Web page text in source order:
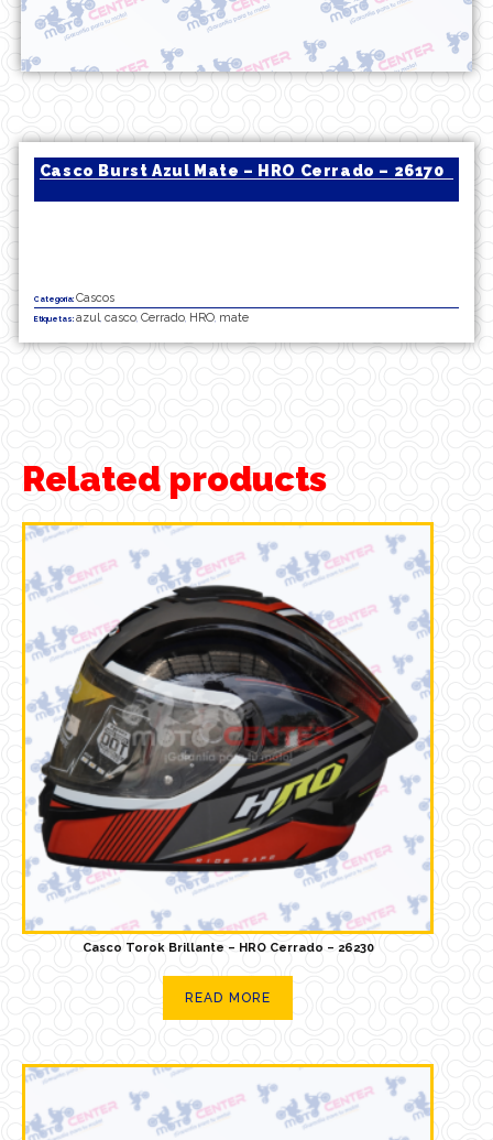
Casco Burst Azul Mate – HRO Cerrado – 26170
Categoría: Cascos
Etiquetas: azul casco, Cerrado, HRO, mate
Related products
Casco Torok Brillante – HRO Cerrado – 26230
READ MORE